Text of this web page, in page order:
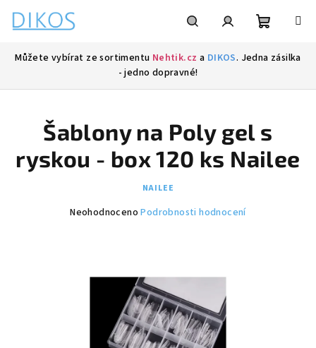
obsah
Můžete vybírat ze sortimentu Nehtik.cz a DIKOS. Jedna zásilka
- jedno dopravné!
Šablony na Poly gel s
ryskou - box 120 ks Nailee
NAILEE
Průměrné
Neohodnoceno Podrobnosti hodnocení